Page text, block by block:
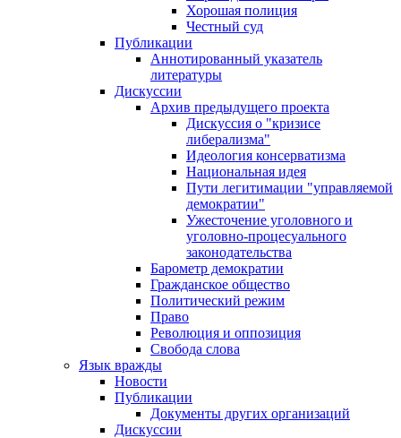
Хорошая полиция
Честный суд
Публикации
Аннотированный указатель
литературы
Дискуссии
Архив предыдущего проекта
Дискуссия о "кризисе
либерализма"
Идеология консерватизма
Национальная идея
Пути легитимации "управляемой
демократии"
Ужесточение уголовного и
уголовно-процесуального
законодательства
Барометр демократии
Гражданское общество
Политический режим
Право
Революция и оппозиция
Свобода слова
Язык вражды
Новости
Публикации
Документы других организаций
Дискуссии